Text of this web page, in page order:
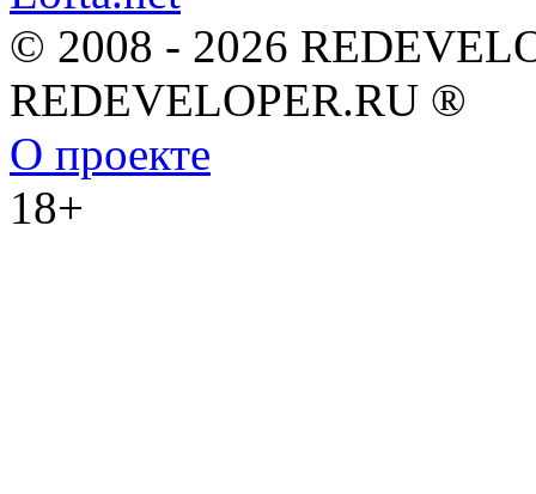
© 2008 - 2026
REDEVELOPER.RU ®
О проекте
18+